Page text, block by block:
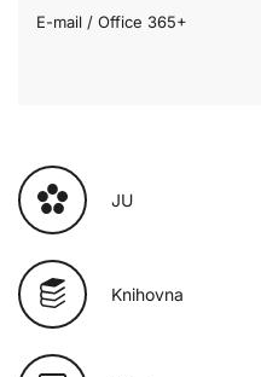
E-mail / Office 365+
JU
Knihovna